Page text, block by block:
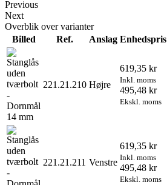
Previous
Next
Overblik over varianter
Billed
Ref. Anslag Enhedspris
221.21.210 Højre
619,35 kr
Inkl. moms
495,48 kr
Ekskl. moms
221.21.211 Venstre
619,35 kr
Inkl. moms
495,48 kr
Ekskl. moms